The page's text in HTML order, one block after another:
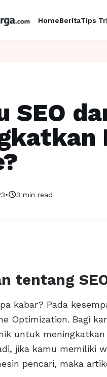
HomeBeritaTips
SEO
•schedule3 min read
tentang
kabar? Pada
Optimization. Bagi
untuk
jika kamu memiliki
pencari, maka